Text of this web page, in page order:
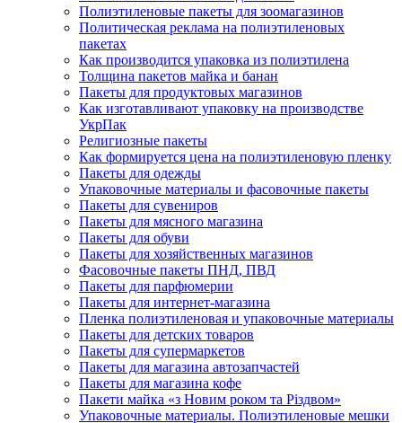
Полиэтиленовые пакеты для зоомагазинов
Политическая реклама на полиэтиленовых
пакетах
Как производится упаковка из полиэтилена
Толщина пакетов майка и банан
Пакеты для продуктовых магазинов
Как изготавливают упаковку на производстве
УкрПак
Религиозные пакеты
Как формируется цена на полиэтиленовую пленку
Пакеты для одежды
Упаковочные материалы и фасовочные пакеты
Пакеты для сувениров
Пакеты для мясного магазина
Пакеты для обуви
Пакеты для хозяйственных магазинов
Фасовочные пакеты ПНД, ПВД
Пакеты для парфюмерии
Пакеты для интернет-магазина
Пленка полиэтиленовая и упаковочные материалы
Пакеты для детских товаров
Пакеты для супермаркетов
Пакеты для магазина автозапчастей
Пакеты для магазина кофе
Пакети майка «з Новим роком та Різдвом»
Упаковочные материалы. Полиэтиленовые мешки